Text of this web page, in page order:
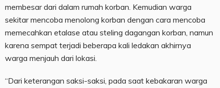
membesar dari dalam rumah korban. Kemudian warga
sekitar mencoba menolong korban dengan cara mencoba
memecahkan etalase atau steling dagangan korban, namun
karena sempat terjadi beberapa kali ledakan akhirnya
warga menjauh dari lokasi.
“Dari keterangan saksi-saksi, pada saat kebakaran warga